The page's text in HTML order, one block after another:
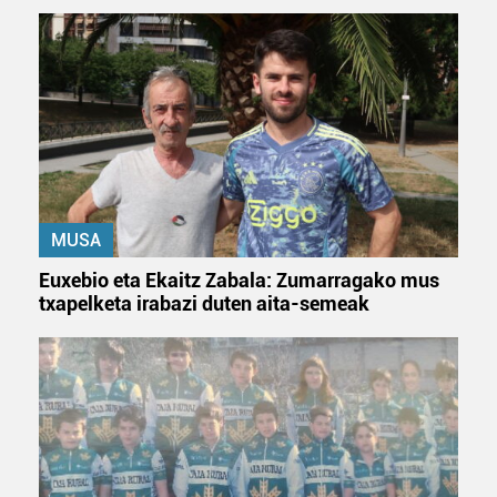
MUSA
Euxebio eta Ekaitz Zabala: Zumarragako mus
txapelketa irabazi duten aita-semeak